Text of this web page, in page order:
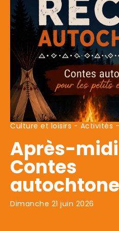
Culture et loisirs - Activités
Après-
Contes
Dimanche 21 juin 2026